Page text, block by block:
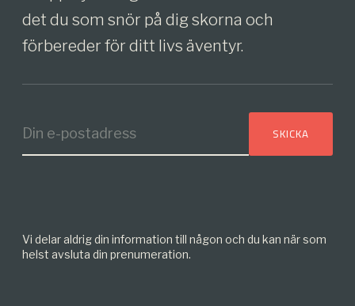
det du som snör på dig skorna och
förbereder för ditt livs äventyr.
Vi delar aldrig din information till någon och du kan när som
helst avsluta din prenumeration.